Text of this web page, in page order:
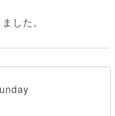
した。